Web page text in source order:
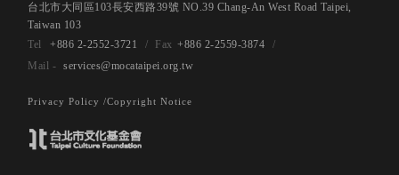
台北市大同區103長安西路39號 NO.39 Chang-An West Road Taipei,
Taiwan 103
+886 2-2552-3721
+886 2-2559-3874
services@mocataipei.org.tw
Privacy Policy /Copyright Notice